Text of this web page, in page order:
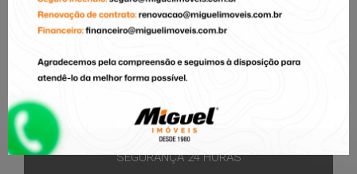
ÁGUA INDIVIDUAL
INTERFONE
PORTARIA 24 HORAS
SEGURANÇA 24 HORAS